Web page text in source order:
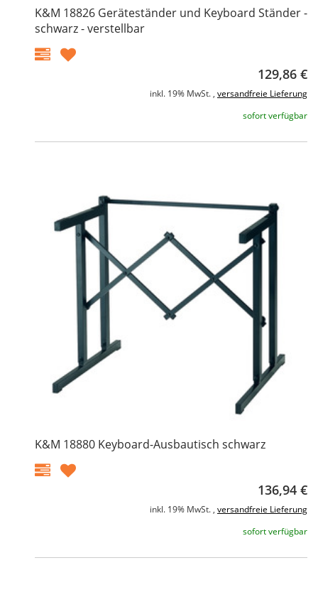
K&M 18826 Geräteständer und Keyboard Ständer -
schwarz - verstellbar
129,86 €
inkl. 19% MwSt. , versandfreie Lieferung
sofort verfügbar
K&M 18880 Keyboard-Ausbautisch schwarz
136,94 €
inkl. 19% MwSt. , versandfreie Lieferung
sofort verfügbar